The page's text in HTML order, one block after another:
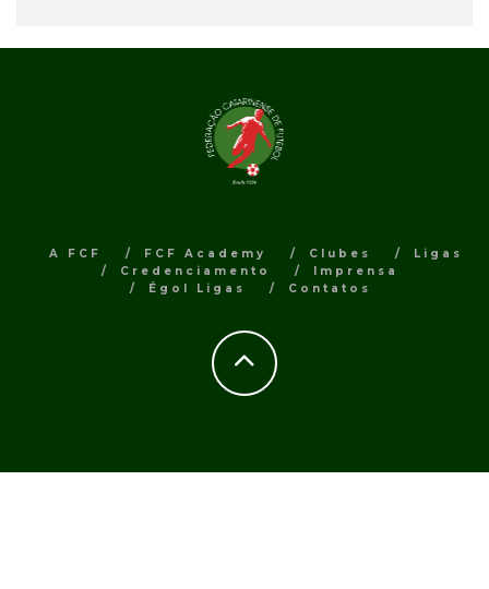
A FCF FCF Academy Clubes
Ligas
Credenciamento
Imprensa
Égol Ligas
Contatos